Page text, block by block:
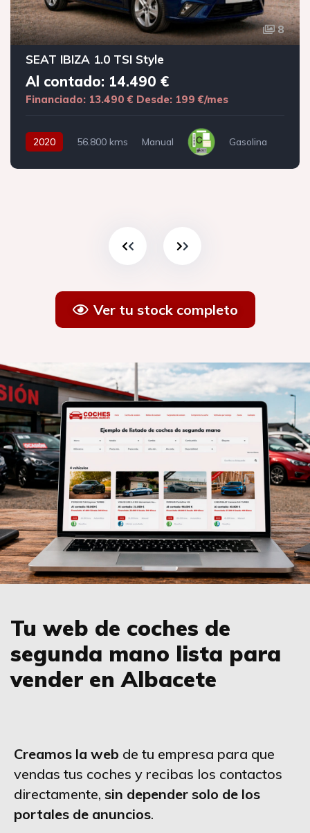
8
SEAT IBIZA 1.0 TSI Style
Al contado: 14.490 €
Financiado: 13.490 € Desde: 199 €/mes
2020 56.800 kms Manual Gasolina
Ver tu stock completo
Tu web de coches de
segunda mano lista para
vender en Albacete
Creamos la web de tu empresa para que
vendas tus coches y recibas los contactos
directamente, sin depender solo de los
portales de anuncios.